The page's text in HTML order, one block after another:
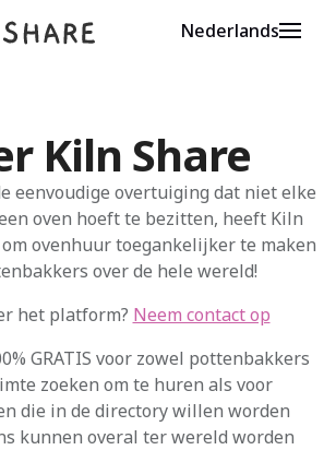
Nederlands
Kiln Share
eenvoudige overtuiging dat niet elke
oven hoeft te bezitten, heeft Kiln
ovenhuur toegankelijker te maken
over de hele wereld!
het platform? Neem contact op
GRATIS voor zowel pottenbakkers
zoeken om te huren als voor
die in de directory willen worden
kunnen overal ter wereld worden